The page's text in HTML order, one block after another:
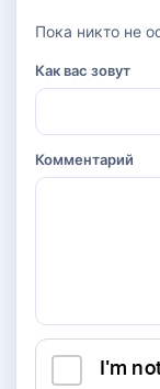
Пока никто не
Как вас зовут
Комментарий